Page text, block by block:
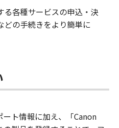
る各種サービスの申込・決
どの手続きをより簡単に
ト情報に加え、「Canon